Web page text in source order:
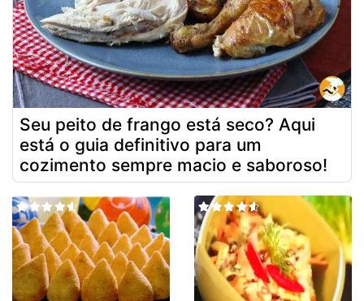
Seu peito de frango está seco? Aqui
está o guia definitivo para um
cozimento sempre macio e saboroso!